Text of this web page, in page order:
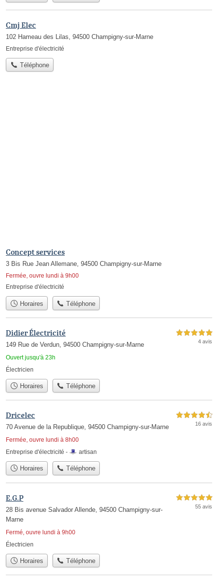
Cmj Elec
102 Hameau des Lilas, 94500 Champigny-sur-Marne
Entreprise d'électricité
Téléphone
Concept services
3 Bis Rue Jean Allemane, 94500 Champigny-sur-Marne
Fermée, ouvre lundi à 9h00
Entreprise d'électricité
Horaires Téléphone
Didier Électricité
149 Rue de Verdun, 94500 Champigny-sur-Marne
Ouvert jusqu'à 23h
5,0 étoiles sur 5
4 avis
Électricien
Horaires Téléphone
Dricelec
70 Avenue de la Republique, 94500 Champigny-sur-Marne
Fermée, ouvre lundi à 8h00
4,5 étoiles sur 5
16 avis
Entreprise d'électricité - artisan
Horaires Téléphone
E.G.P
28 Bis avenue Salvador Allende, 94500 Champigny-sur-
Marne
Fermé, ouvre lundi à 9h00
5,0 étoiles sur 5
55 avis
Électricien
Horaires Téléphone